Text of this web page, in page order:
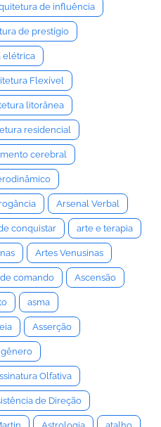
de influência
de prestígio
elétrica
Flexível
litorânea
residencial
cerebral
Arsenal Verbal
conquistar arte e terapia
Artes Venusinas
comando Ascensão
asma
Asserção
gênero
Olfativa
de Direção